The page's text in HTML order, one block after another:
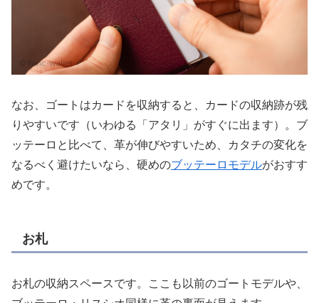
なお、ゴートはカードを収納すると、カードの収納跡が残
りやすいです（いわゆる「アタリ」がすぐに出ます）。ブ
ッテーロと比べて、革が伸びやすいため、カタチの変化を
なるべく避けたいなら、硬めのブッテーロモデルがおすす
めです。
お札
お札の収納スペースです。ここも以前のゴートモデルや、